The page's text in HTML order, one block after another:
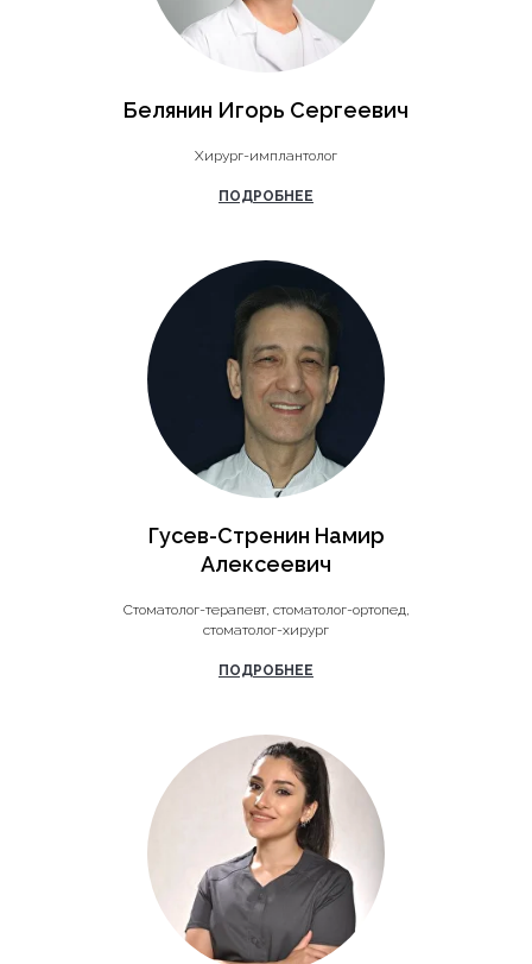
Белянин Игорь Сергеевич
Хирург-имплантолог
ПОДРОБНЕЕ
Гусев-Стренин Намир
Алексеевич
Стоматолог-терапевт, стоматолог-ортопед,
стоматолог-хирург
ПОДРОБНЕЕ